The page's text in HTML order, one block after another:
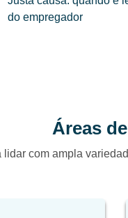
do empregador
Áreas
com ampla